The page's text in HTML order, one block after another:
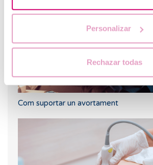
Personalizar
Rechazar todas
Com suportar un avortament